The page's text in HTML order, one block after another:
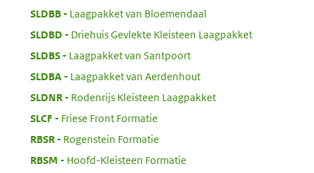
SLDBB:
Laagpakket van Bloemendaal
SLDBD
Driehuis Gevlekte Kleisteen Laagpakket
SLDBS:
Laagpakket van Santpoort
SLDBA
Laagpakket van Aerdenhout
SLDNR:
Rodenrijs Kleisteen Laagpakket
SLCF
Friese Front Formatie
RBSR:
Rogenstein Formatie
RBSM
Hoofd-Kleisteen Formatie